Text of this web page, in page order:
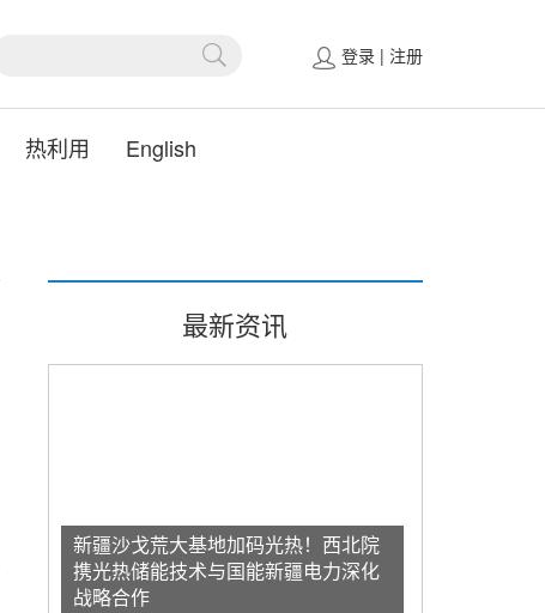
登录 | 注册
热利用 English
最新资讯
新疆沙戈荒大基地加码光热！西北院
携光热储能技术与国能新疆电力深化
战略合作